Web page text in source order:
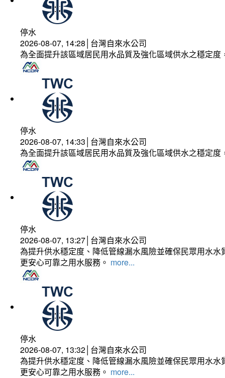
停水
2026-08-07, 14:28│台灣自來水公司
為全面提升該區域居民用水品質及強化區域供水之穩定
停水
2026-08-07, 14:33│台灣自來水公司
為全面提升該區域居民用水品質及強化區域供水之穩定
停水
2026-08-07, 13:27│台灣自來水公司
為提升供水穩定度、降低管線漏水風險並確保民眾用水
更安心可靠之用水服務。 more...
停水
2026-08-07, 13:32│台灣自來水公司
為提升供水穩定度、降低管線漏水風險並確保民眾用水
更安心可靠之用水服務。 more...